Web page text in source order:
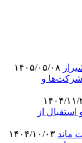
شرکت‌ها و
از